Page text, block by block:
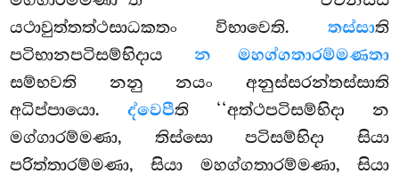
යථාවුත්තත්ථසාධකතං විභාවෙති. තස්සාති
පටිභානපටිසම්භිදාය න මහග්ගතාරම්මණතා
සම්භවති නනු නයං අනුස්සරන්තස්සාති
අධිප්පායො.ද්වෙපීති ‘‘අත්ථපටිසම්භිදා න
මග්ගාරම්මණා, තිස්සො පටිසම්භිදා සියා
පරිත්තාරම්මණා, සියා මහග්ගතාරම්මණා, සියා